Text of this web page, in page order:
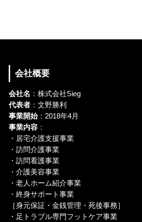
会社概要
会社名 ：株式会社Sieg
代表者：文野勝利
事業開始：2018年4月
事業内容：
・居宅介護支援事業
・訪問介護事業
・訪問看護事業
・介護美容事業
・老人ホーム紹介事業
・終身サポート事業
［身元保証・金銭管理・死後事務］
・足トラブル専門フットケア事業